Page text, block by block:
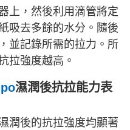
上，然後利用滴管將定
吸去多餘的水分。隨後
並記錄所需的拉力。所
拉強度越高。
濕潤後抗拉能力表
潤後的抗拉強度均顯著